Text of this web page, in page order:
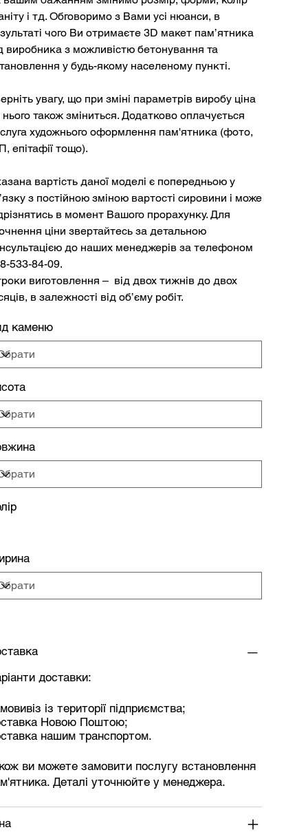
і тд. Обговоримо з Вами усі нюанси, в
чого Ви отримаєте 3D макет пам’ятника
виробника з можливістю бетонування та
у будь-якому населеному пункті.
увагу, що при зміні параметрів виробу ціна
нього також зміниться. Додатково оплачується
художнього оформлення пам'ятника (фото,
епітафії тощо).
вартість даної моделі є попередньою у
з постійною зміною вартості сировини і може
в момент Вашого прорахунку. Для
ціни звертайтесь за детальною
до наших менеджерів за телефоном
533-84-09.
виготовлення – від двох тижнів до двох
в залежності від об’єму робіт.
каменю
доставки:
із території підприємства;
Новою Поштою;
нашим транспортом.
ви можете замовити послугу встановлення
Деталі уточнюйте у менеджера.